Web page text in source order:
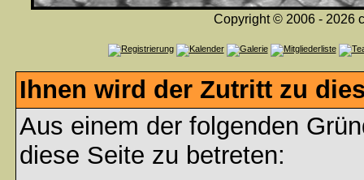
Copyright © 2006 - 2026
Ihnen wird der Zutritt zu
Aus einem der folgenden
diese Seite zu betreten: